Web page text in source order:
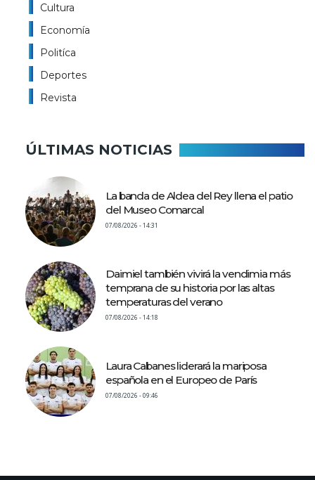
Cultura
Economía
Politíca
Deportes
Revista
ÚLTIMAS NOTICIAS
La banda de Aldea del Rey llena el patio
del Museo Comarcal
07/08/2026 - 14:31
Daimiel también vivirá la vendimia más
temprana de su historia por las altas
temperaturas del verano
07/08/2026 - 14:18
Laura Cabanes liderará la mariposa
española en el Europeo de París
07/08/2026 - 09:46